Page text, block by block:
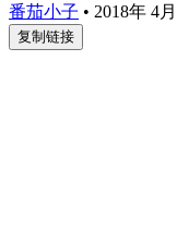
番茄小子 • 2018年 4
复制链接